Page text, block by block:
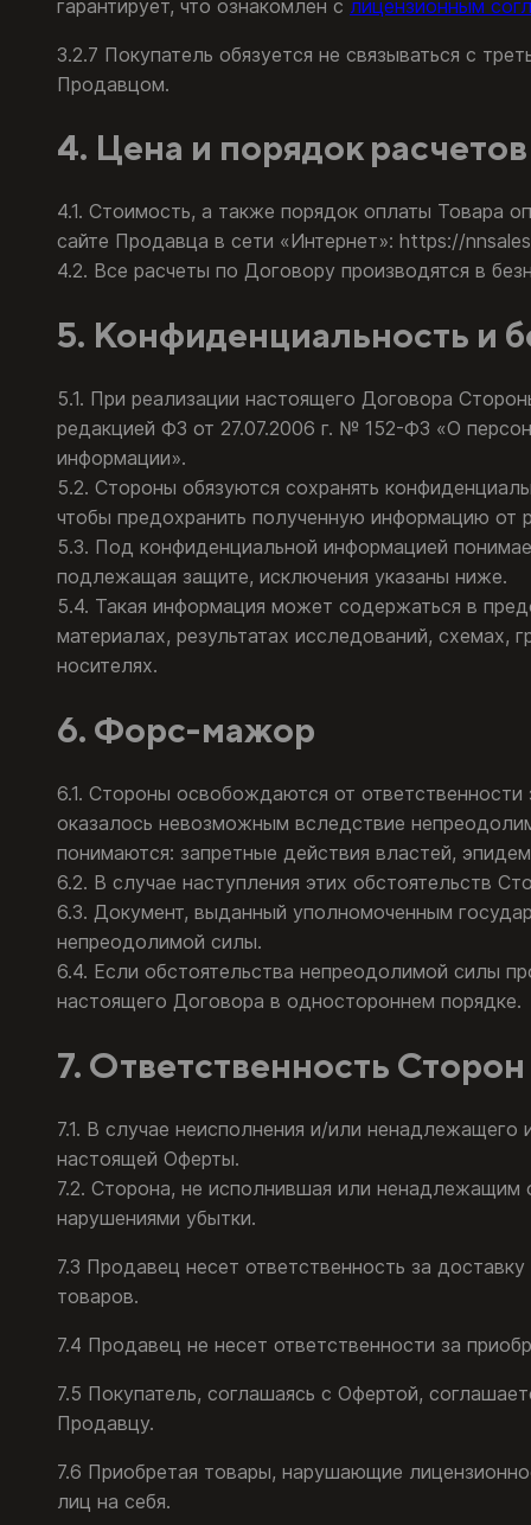
гарантирует, что ознакомлен с лицензионным
3.2.7 Покупатель обязуется не связываться с
Продавцом.
4. Цена и порядок расчетов
4.1. Стоимость, а также порядок оплаты Товара
сайте Продавца в сети «Интернет»: https://
4.2. Все расчеты по Договору производятся в
5. Конфиденциальность и
5.1. При реализации настоящего Договора
редакцией ФЗ от 27.07.2006 г. № 152-ФЗ «О
информации».
5.2. Стороны обязуются сохранять
чтобы предохранить полученную информацию от
5.3. Под конфиденциальной информацией
подлежащая защите, исключения указаны ниже.
5.4. Такая информация может содержаться в
материалах, результатах исследований,
носителях.
6. Форс-мажор
6.1. Стороны освобождаются от
оказалось невозможным вследствие
понимаются: запретные действия властей,
6.2. В случае наступления этих обстоятельств
6.3. Документ, выданный уполномоченным
непреодолимой силы.
6.4. Если обстоятельства непреодолимой силы
настоящего Договора в одностороннем порядке.
7. Ответственность Сторон
7.1. В случае неисполнения и/или
настоящей Оферты.
7.2. Сторона, не исполнившая или ненадлежащим
нарушениями убытки.
7.3 Продавец несет ответственность за
товаров.
7.4 Продавец не несет ответственности за
7.5 Покупатель, соглашаясь с Офертой,
Продавцу.
7.6 Приобретая товары, нарушающие
лиц на себя.